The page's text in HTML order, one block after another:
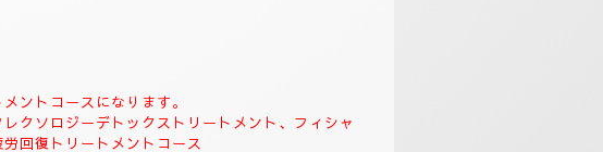
ントコースになります。
クソロジーデトックストリートメント、フィシャ
回復トリートメントコース